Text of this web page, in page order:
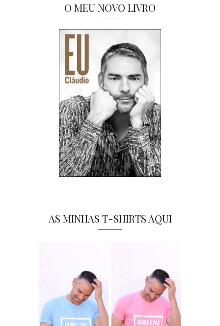
O MEU NOVO LIVRO
AS MINHAS T-SHIRTS AQUI